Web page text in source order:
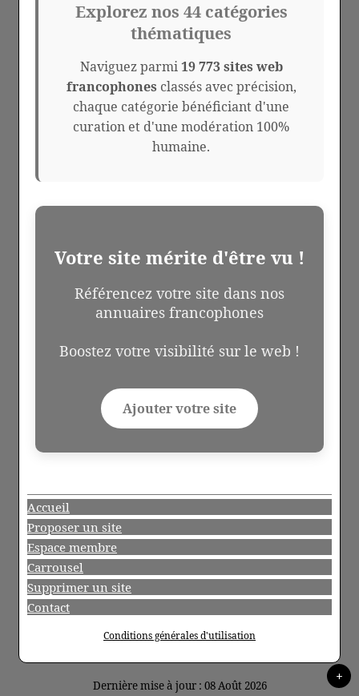
Explorez nos 44 catégories
thématiques
Naviguez parmi19 773 sites web
francophones classés avec précision,
chaque catégorie bénéficiant d'une
curation et d'une modération 100%
humaine.
Votre site mérite d'être vu !
Référencez votre site dans nos
annuaires francophones
Boostez votre visibilité sur le web !
Ajouter votre site
Accueil
Proposer un site
Espace membre
Carrousel
Supprimer un site
Contact
Conditions générales d'utilisation
Dernière mise à jour : 08 Août 2026
+